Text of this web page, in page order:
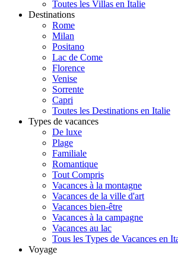
Toutes les Villas en Italie
Destinations
Rome
Milan
Positano
Lac de Come
Florence
Venise
Sorrente
Capri
Toutes les Destinations en Italie
Types de vacances
De luxe
Plage
Familiale
Romantique
Tout Compris
Vacances à la montagne
Vacances de la ville d'art
Vacances bien-être
Vacances à la campagne
Vacances au lac
Tous les Types de Vacances en
Voyage